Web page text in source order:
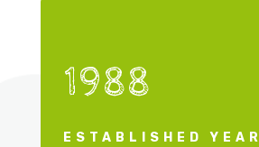
1988
ESTABLISHED YEAR